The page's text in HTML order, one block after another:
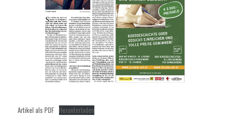
Artikel als PDF Herunterladen